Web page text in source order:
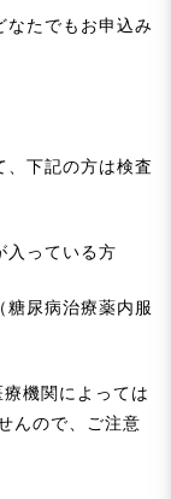
たでもお申込み
下記の方は検査
入っている方
尿病治療薬内服
機関によっては
んので、ご注意